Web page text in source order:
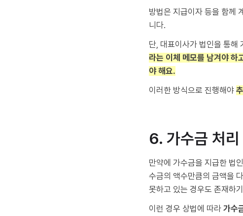
방법은 지급이자 등을 함께
니다.
단, 대표이사가 법인을 통해
라는 이체 메모를 남겨야 하
야 해요.
이러한 방식으로 진행해야
6. 가수금 처
만약에 가수금을 지급한 법
수금의 액수만큼의 금액을
못하고 있는 경우도 존재하
이런 경우 상법에 따라 가수